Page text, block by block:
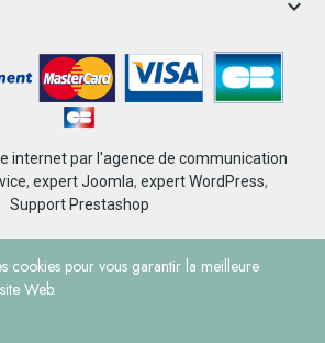

internet par l'agence de communication
, expert Joomla, expert WordPress,
Support Prestashop
cookies pour vous garantir la meilleure
Web.